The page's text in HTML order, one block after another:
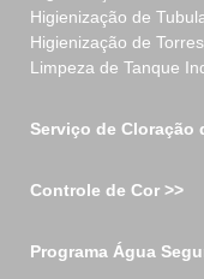
Higienização de
Higienização de
Limpeza de Tanque
Serviço de Cloração
Controle de Cor >>
Programa Água